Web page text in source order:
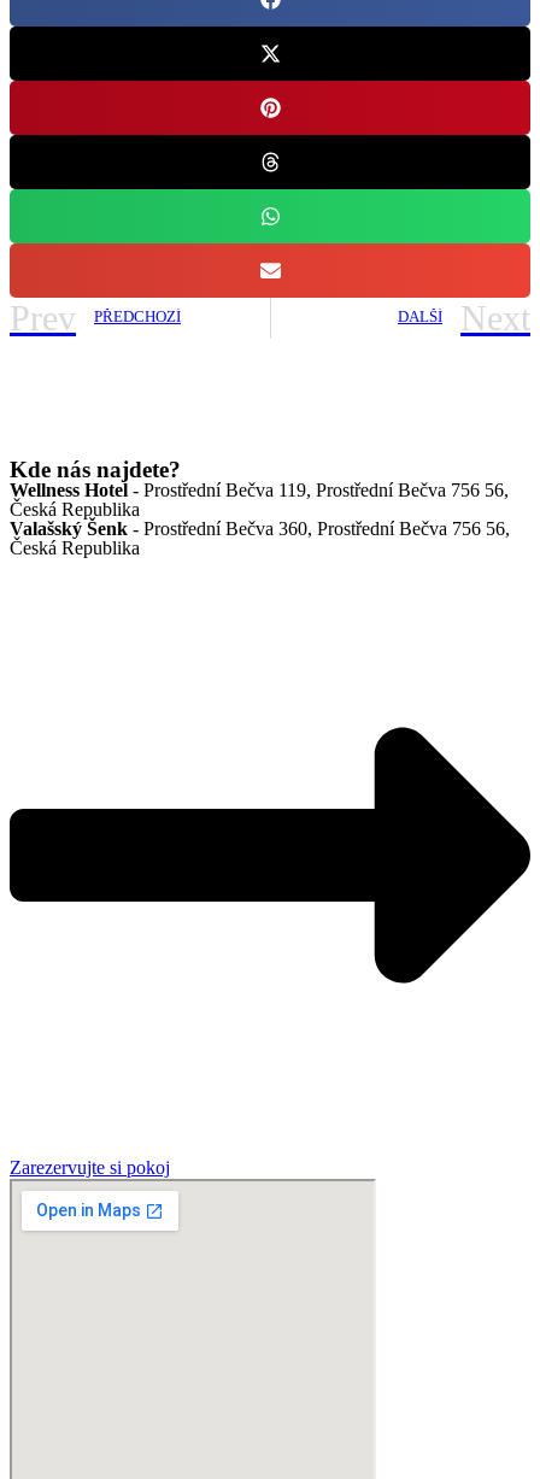
Prev PŘEDCHOZÍ DALŠÍ Next
Kde nás najdete?
Wellness Hotel - Prostřední Bečva 119, Prostřední Bečva 756 56,
Česká Republika
Valašský Šenk - Prostřední Bečva 360, Prostřední Bečva 756 56,
Česká Republika
Zarezervujte si pokoj